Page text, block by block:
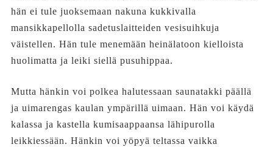
hän ei tule juoksemaan nakuna kukkivalla
mansikkapellolla sadetuslaitteiden vesisuihkuja
väistellen. Hän tule menemään heinälatoon kielloista
huolimatta ja leiki siellä pusuhippaa.
Mutta hänkin voi polkea halutessaan saunatakki päällä
ja uimarengas kaulan ympärillä uimaan. Hän voi käydä
kalassa ja kastella kumisaappaansa lähipurolla
leikkiessään. Hänkin voi yöpyä teltassa vaikka